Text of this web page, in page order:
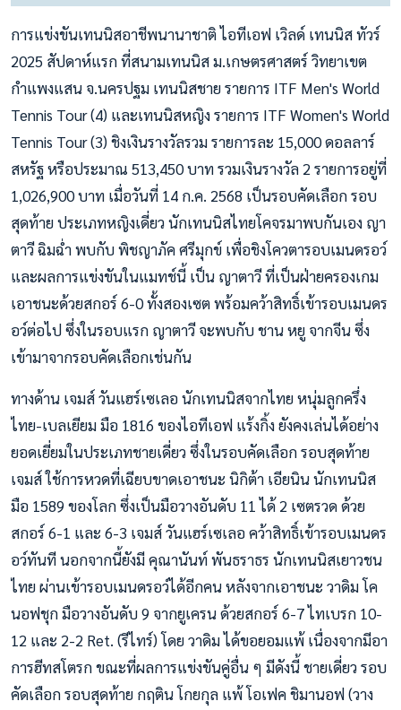
การแข่งขันเทนนิสอาชีพนานาชาติ ไอทีเอฟ เวิลด์ เทนนิส ทัวร์
2025 สัปดาห์แรก ที่สนามเทนนิส ม.เกษตรศาสตร์ วิทยาเขต
กำแพงแสน จ.นครปฐม เทนนิสชาย รายการ ITF Men's World
Tennis Tour (4) และเทนนิสหญิง รายการ ITF Women's World
Tennis Tour (3) ชิงเงินรางวัลรวม รายการละ 15,000 ดอลลาร์
สหรัฐ หรือประมาณ 513,450 บาท รวมเงินรางวัล 2 รายการอยู่ที่
1,026,900 บาท เมื่อวันที่ 14 ก.ค. 2568 เป็นรอบคัดเลือก รอบ
สุดท้าย ประเภทหญิงเดี่ยว นักเทนนิสไทยโคจรมาพบกันเอง ญา
ตาวี ฉิมฉ่ำ พบกับ พิชญาภัค ศรีมุกข์ เพื่อชิงโควตารอบเมนดรอว์
และผลการแข่งขันในแมทช์นี้ เป็น ญาตาวี ที่เป็นฝ่ายครองเกม
เอาชนะด้วยสกอร์ 6-0 ทั้งสองเซต พร้อมคว้าสิทธิ์เข้ารอบเมนดร
อว์ต่อไป ซึ่งในรอบแรก ญาตาวี จะพบกับ ชาน หยู จากจีน ซึ่ง
เข้ามาจากรอบคัดเลือกเช่นกัน
ทางด้าน เจมส์ วันแฮร์เซเลอ นักเทนนิสจากไทย หนุ่มลูกครึ่ง
ไทย-เบลเยียม มือ 1816 ของไอทีเอฟ แร้งกิ้ง ยังคงเล่นได้อย่าง
ยอดเยี่ยมในประเภทชายเดี่ยว ซึ่งในรอบคัดเลือก รอบสุดท้าย
เจมส์ ใช้การหวดที่เฉียบขาดเอาชนะ นิกิต้า เอียนิน นักเทนนิส
มือ 1589 ของโลก ซึ่งเป็นมือวางอันดับ 11 ได้ 2 เซตรวด ด้วย
สกอร์ 6-1 และ 6-3 เจมส์ วันแฮร์เซเลอ คว้าสิทธิ์เข้ารอบเมนดร
อว์ทันที นอกจากนี้ยังมี คุณานันท์ พันธราธร นักเทนนิสเยาวชน
ไทย ผ่านเข้ารอบเมนดรอว์ได้อีกคน หลังจากเอาชนะ วาดิม โค
นอฟชุก มือวางอันดับ 9 จากยูเครน ด้วยสกอร์ 6-7 ไทเบรก 10-
12 และ 2-2 Ret. (รีไทร์) โดย วาดิม ได้ขอยอมแพ้ เนื่องจากมีอา
การฮีทสโตรก ขณะที่ผลการแข่งขันคู่อื่น ๆ มีดังนี้ ชายเดี่ยว รอบ
คัดเลือก รอบสุดท้าย กฤติน โกยกุล แพ้ โอเฟค ชิมานอฟ (วาง